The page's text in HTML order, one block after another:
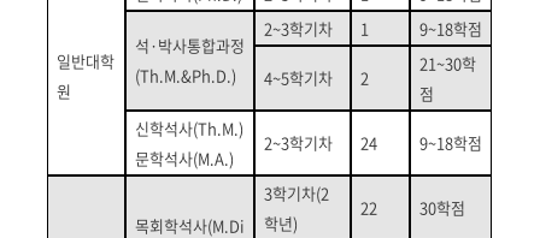
일반대학
원
석·박사통합과정
(Th.M.&Ph.D.)
2~3학기차 1 9~18학점
4~5학기차 2
21~30학
점
신학석사(Th.M.)
문학석사(M.A.)
2~3학기차 24 9~18학점
목회학석사(M.Di
3학기차(2
학년)
22 30학점